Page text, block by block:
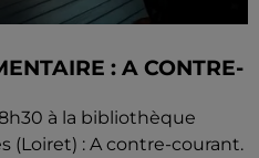
: A CONTRE-
à la bibliothèque
(Loiret) : A contre-courant.